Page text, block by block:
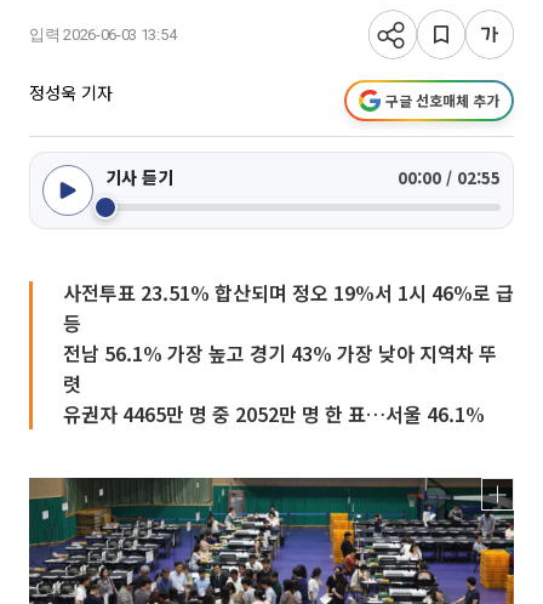
입력 2026-06-03 13:54
정성욱 기자 구글 선호매체 추가
기사 듣기 00:00 / 02:55
사전투표 23.51% 합산되며 정오 19%서 1시 46%로 급
등
전남 56.1% 가장 높고 경기 43% 가장 낮아 지역차 뚜
렷
유권자 4465만 명 중 2052만 명 한 표…서울 46.1%